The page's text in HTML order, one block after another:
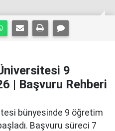
9
| Başvuru Rehberi
bünyesinde 9 öğretim
Başvuru süreci 7